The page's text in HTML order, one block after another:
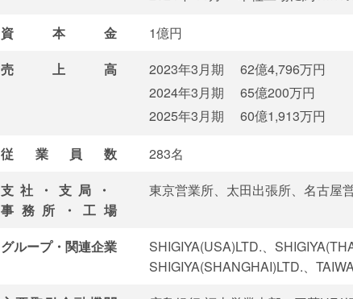
資本金
1億円
売上高
2023年3月期
62億4,796万円
2024年3月期
65億200万円
2025年3月期
60億1,913万円
従業員数
283名
支社・支局・
事務所・工場
東京営業所、太田出張所、名古屋
グループ・関連企業
SHIGIYA(USA)LTD.、
SHIGIYA(SHANGHAI)LTD.、